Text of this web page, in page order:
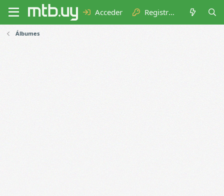
Acceder Registrarse
Álbumes